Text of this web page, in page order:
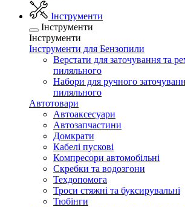
Інструменти
Інструменти
Інструменти
Інструменти для Бензопили
Верстати для заточування та
пиляльного
Набори для ручного
пиляльного
Автотовари
Автоаксесуари
Автозапчастини
Домкрати
Кабелі пускові
Компресори автомобільні
Скребки та водозгони
Техдопомога
Троси стяжні та буксирувальні
Тюбінги